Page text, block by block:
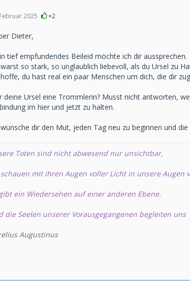
2025 +2
Dieter,
tief empfundendes Beileid möchte ich dir aussprechen.
so stark, so unglaublich liebevoll, als du Ursel zu
du hast real ein paar Menschen um dich, die dir
deine Ursel eine Trommlerin? Musst nicht antworten,
im hier und jetzt zu halten.
dir den Mut, jeden Tag neu zu beginnen und
Toten sind nicht abwesend nur unsichtbar,
mit ihren Augen voller Licht in unsere Augen
ein Wiedersehen auf einer anderen Ebene.
die Seelen unserer Vorausgegangenen begleiten uns
Augustinus